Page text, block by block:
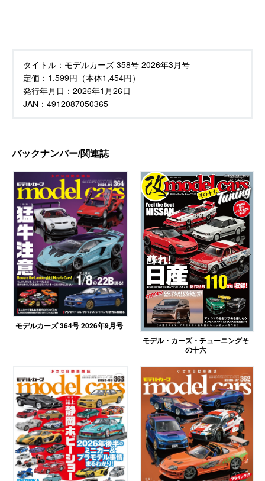
タイトル： モデルカーズ 358号 2026年3月号
定価： 1,599円（本体1,454円）
発行年月日： 2026年1月26日
JAN：4912087050365
バックナンバー/関連誌
モデルカーズ 364号 2026年9月号
モデル・カーズ・チューニングそ
の十六